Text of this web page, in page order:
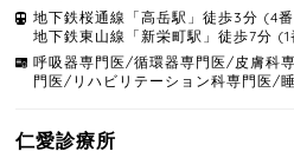
地下鉄桜通線「高岳駅」徒歩3分 (4
地下鉄東山線「新栄町駅」徒歩7分 (1
呼吸器専門医/循環器専門医/皮膚科
門医/リハビリテーション科専門医/
仁愛診療所